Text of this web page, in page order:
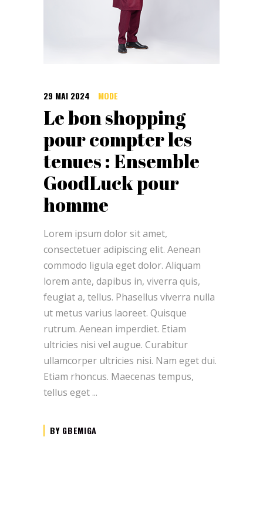
29 MAI 2024 MODE
Le bon shopping
pour compter les
tenues : Ensemble
GoodLuck pour
homme
Lorem ipsum dolor sit amet,
consectetuer adipiscing elit. Aenean
commodo ligula eget dolor. Aliquam
lorem ante, dapibus in, viverra quis,
feugiat a, tellus. Phasellus viverra nulla
ut metus varius laoreet. Quisque
rutrum. Aenean imperdiet. Etiam
ultricies nisi vel augue. Curabitur
ullamcorper ultricies nisi. Nam eget dui.
Etiam rhoncus. Maecenas tempus,
tellus eget
BY GBEMIGA